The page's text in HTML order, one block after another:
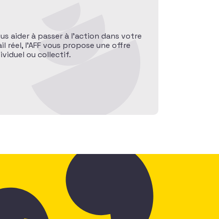
aider à passer à l’action dans votre
l’AFF vous propose une offre
ou collectif.